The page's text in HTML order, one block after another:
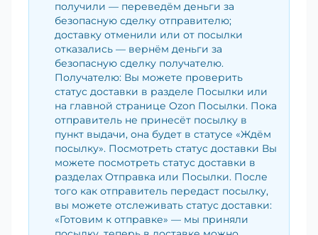
получили — переведём деньги за
безопасную сделку отправителю;
доставку отменили или от посылки
отказались — вернём деньги за
безопасную сделку получателю.
Получателю: Вы можете проверить
статус доставки в разделе Посылки или
на главной странице Ozon Посылки. Пока
отправитель не принесёт посылку в
пункт выдачи, она будет в статусе «Ждём
посылку». Посмотреть статус доставки Вы
можете посмотреть статус доставки в
разделах Отправка или Посылки. После
того как отправитель передаст посылку,
вы можете отслеживать статус доставки:
«Готовим к отправке» — мы приняли